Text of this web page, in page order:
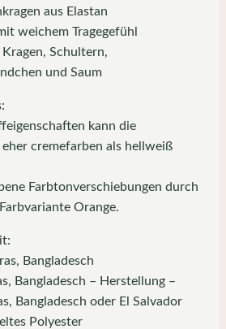
aus Elastan
weichem Tragegefühl
Schultern,
und Saum
kann die
cremefarben als hellweiß
Farbtonverschiebungen durch
Orange.
Bangladesch
Bangladesch – Herstellung –
Bangladesch oder El Salvador
Polyester